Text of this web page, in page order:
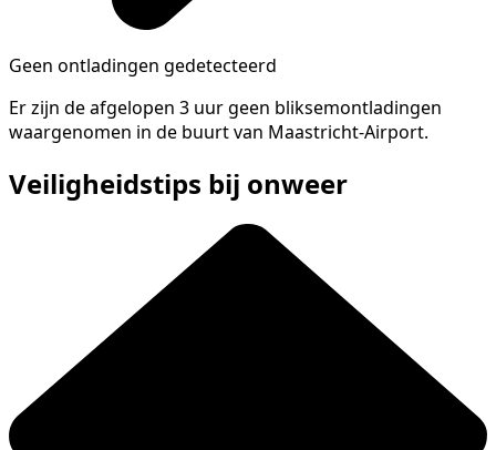
Geen ontladingen gedetecteerd
Er zijn de afgelopen 3 uur geen bliksemontladingen
waargenomen in de buurt van Maastricht-Airport.
Veiligheidstips bij onweer